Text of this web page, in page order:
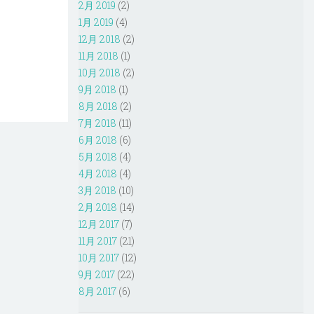
2月 2019 (2)
1月 2019 (4)
12月 2018 (2)
11月 2018 (1)
10月 2018 (2)
9月 2018 (1)
8月 2018 (2)
7月 2018 (11)
6月 2018 (6)
5月 2018 (4)
4月 2018 (4)
3月 2018 (10)
2月 2018 (14)
12月 2017 (7)
11月 2017 (21)
10月 2017 (12)
9月 2017 (22)
8月 2017 (6)